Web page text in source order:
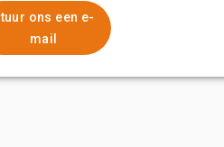
ons een e-
mail